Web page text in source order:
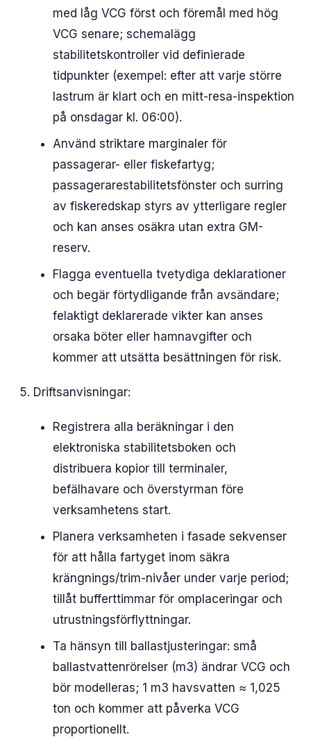
med låg VCG först och föremål med hög
VCG senare; schemalägg
stabilitetskontroller vid definierade
tidpunkter (exempel: efter att varje större
lastrum är klart och en mitt-resa-inspektion
på onsdagar kl. 06:00).
Använd striktare marginaler för
passagerar- eller fiskefartyg;
passagerarestabilitetsfönster och surring
av fiskeredskap styrs av ytterligare regler
och kan anses osäkra utan extra GM-
reserv.
Flagga eventuella tvetydiga deklarationer
och begär förtydligande från avsändare;
felaktigt deklarerade vikter kan anses
orsaka böter eller hamnavgifter och
kommer att utsätta besättningen för risk.
Driftsanvisningar:
Registrera alla beräkningar i den
elektroniska stabilitetsboken och
distribuera kopior till terminaler,
befälhavare och överstyrman före
verksamhetens start.
Planera verksamheten i fasade sekvenser
för att hålla fartyget inom säkra
krängnings/trim-nivåer under varje period;
tillåt bufferttimmar för omplaceringar och
utrustningsförflyttningar.
Ta hänsyn till ballastjusteringar: små
ballastvattenrörelser (m3) ändrar VCG och
bör modelleras; 1 m3 havsvatten ≈ 1,025
ton och kommer att påverka VCG
proportionellt.